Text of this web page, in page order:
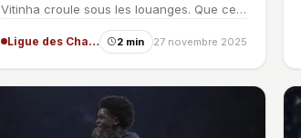
Vitinha croule sous les louanges. Que ce
Ligue des Champions 2 min 27 novembre 2025